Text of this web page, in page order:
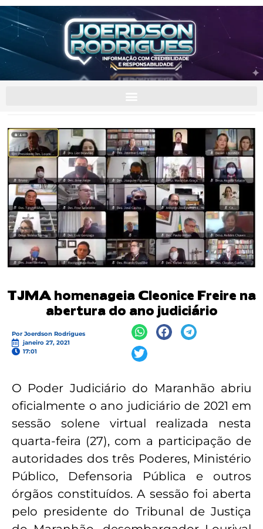
TJMA homenageia Cleonice Freire na
abertura do ano judiciário
Por Joerdson Rodrigues
janeiro 27, 2021
17:01
O Poder Judiciário do Maranhão abriu
oficialmente o ano judiciário de 2021 em
sessão solene virtual realizada nesta
quarta-feira (27), com a participação de
autoridades dos três Poderes, Ministério
Público, Defensoria Pública e outros
órgãos constituídos. A sessão foi aberta
pelo presidente do Tribunal de Justiça